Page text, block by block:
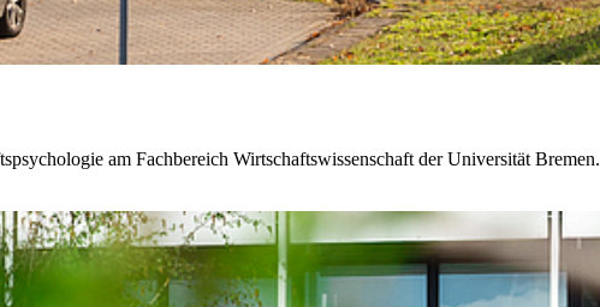
am Fachbereich Wirtschaftswissenschaft der Universität Bremen.